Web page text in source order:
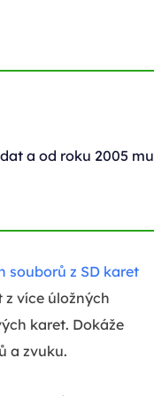
a od roku 2005 mu
souborů z SD karet
více úložných
karet. Dokáže
a zvuku.